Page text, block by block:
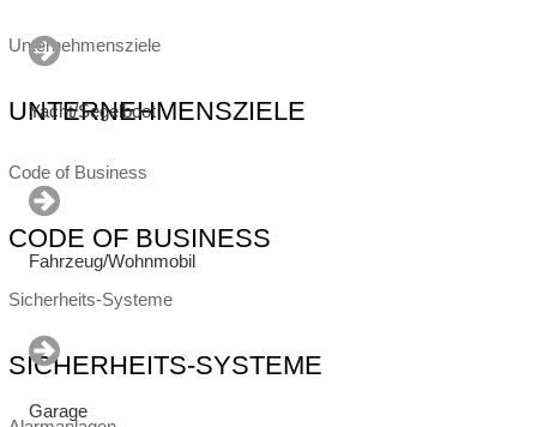
Unternehmensziele
UNTERNEHMENSZIELE
Code of Business
CODE OF BUSINESS
Sicherheits-Systeme
SICHERHEITS-SYSTEME
Yacht/Segelboot
Fahrzeug/Wohnmobil
Garage